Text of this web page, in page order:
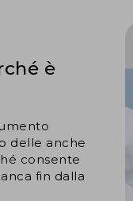
è
delle anche
consente
fin dalla